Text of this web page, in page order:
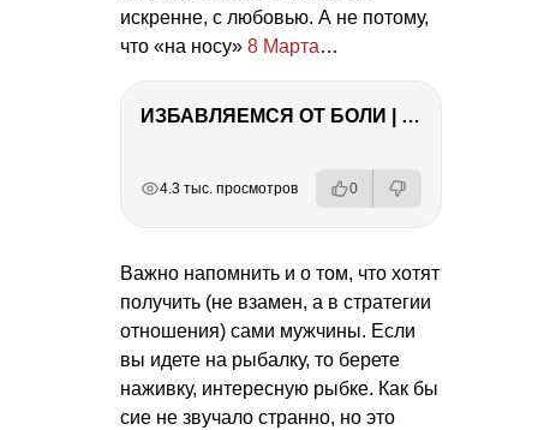
искренне, с любовью. А не потому,
что «на носу» 8 Марта…
ИЗБАВЛЯЕМСЯ ОТ БОЛИ | Важность режима и питания
4.3 тыс. просмотров 0
Важно напомнить и о том, что хотят
получить (не взамен, а в стратегии
отношения) сами мужчины. Если
вы идете на рыбалку, то берете
наживку, интересную рыбке. Как бы
сие не звучало странно, но это